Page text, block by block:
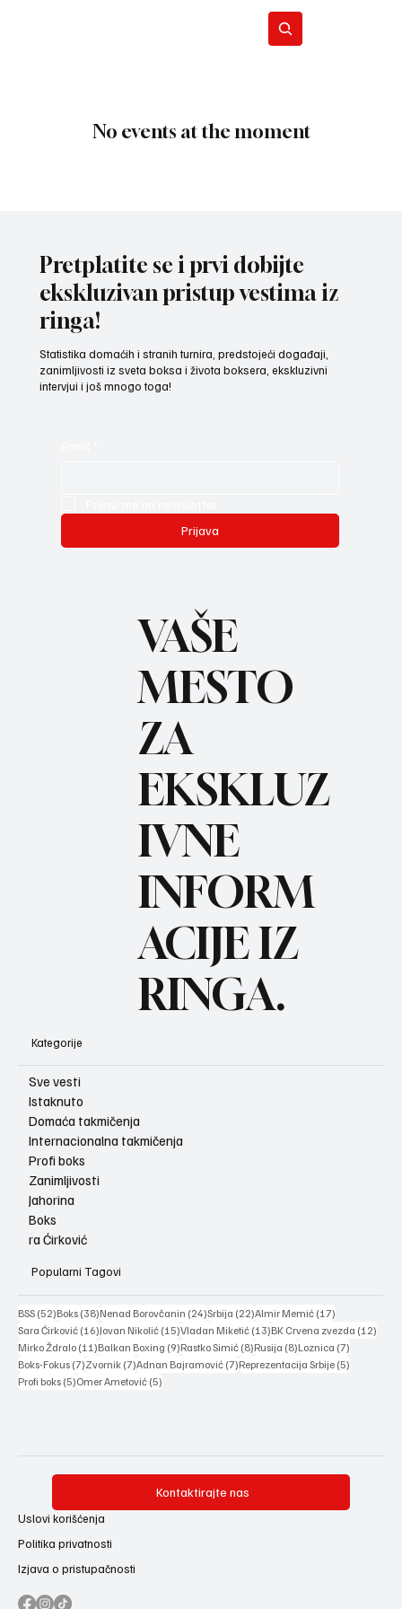
REC
No events at the moment
Pretplatite se i prvi dobijte
ekskluzivan pristup vestima iz
ringa!
Statistika domaćih i stranih turnira, predstojeći događaji,
zanimljivosti iz sveta boksa i života boksera, ekskluzivni
intervjui i još mnogo toga!
Prijava
REC
VAŠE
MESTO
ZA
EKSKLUZ
IVNE
INFORM
ACIJE IZ
RINGA.
Kategorije
Sve vesti
Istaknuto
Domaća takmičenja
Internacionalna takmičenja
Profi boks
Zanimljivosti
Jahorina
Boks
ra Ćirković
Popularni Tagovi
BSS (52)52 posts
Boks (38)38 posts
Nenad Borovčanin (24)24 posts
Srbija (22)22 posts
Almir Memić (17)
Sara Ćirković (16)16 posts
Jovan Nikolić (15)15 posts
Vladan Miketić (13)13 posts
BK Crvena zvezda (12)
Mirko Ždralo (11)11 posts
Balkan Boxing (9)9 posts
Rastko Simić (8)8 posts
Rusija (8)8 posts
Loznica (7)
Boks-Fokus (7)7 posts
Zvornik (7)7 posts
Adnan Bajramović (7)7 posts
Reprezentacija Srbije (5)
Profi boks (5)5 posts
Omer Ametović (5)
Kontaktirajte nas
Uslovi korišćenja
Politika privatnosti
Izjava o pristupačnosti